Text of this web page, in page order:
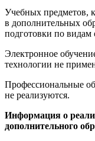
Учебных предметов,
в дополнительных
подготовки по видам
Электронное
технологии не
Профессиональные
не реализуются.
Информация о
дополнительного